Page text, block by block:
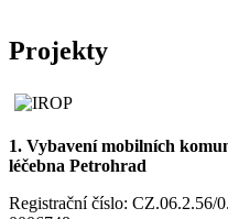
Projekty
1. Vybavení mobilních
léčebna Petrohrad
Registrační číslo: CZ.06.2.56/